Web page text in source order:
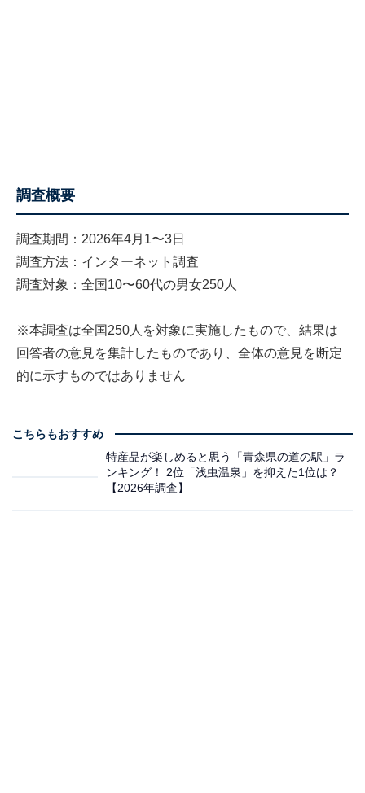
調査概要
調査期間：2026年4月1〜3日
調査方法：インターネット調査
調査対象：全国10〜60代の男女250人
※本調査は全国250人を対象に実施したもので、結果は
回答者の意見を集計したものであり、全体の意見を断定
的に示すものではありません
こちらもおすすめ
特産品が楽しめると思う「青森県の道の駅」ラ
ンキング！ 2位「浅虫温泉」を抑えた1位は？
【2026年調査】